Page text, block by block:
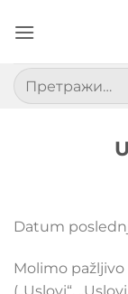
на
Претрага
за:
Datum
Molimo